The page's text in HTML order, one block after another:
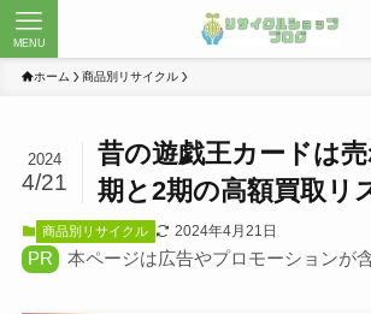
MENU
ホーム 商品別リサイクル
昔の遊戯王カードは
期と2期の高額買取リ
2024
4/21
商品別リサイクル 2024年4月21日
PR 本ページは広告やプロモーションが